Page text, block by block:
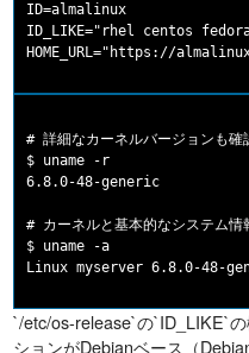
ID=almalinux
ID_LIKE="rhel centos
# 詳細なカーネルバージョンも確
$ uname -r
6.8.0-48-generic
# カーネルと基本的なシステム情
$ uname -a
`/etc/os-release`の`ID_LIKE`
ションがDebianベース（